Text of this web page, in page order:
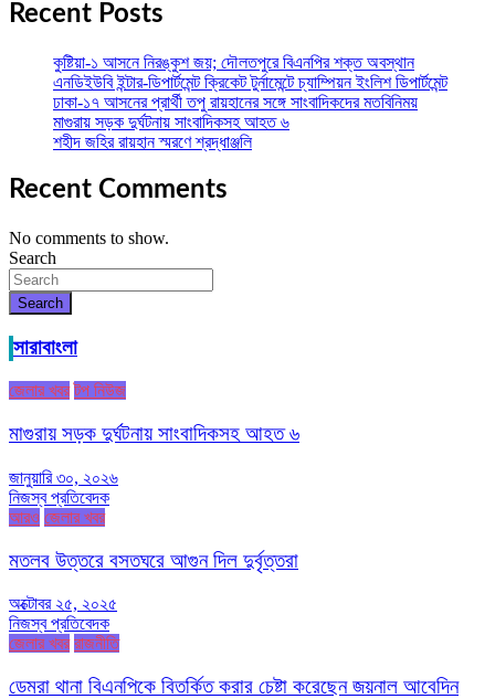
Recent Posts
কুষ্টিয়া-১ আসনে নিরঙ্কুশ জয়; দৌলতপুরে বিএনপির শক্ত অবস্থান
এনডিইউবি ইন্টার-ডিপার্টমেন্ট ক্রিকেট টুর্নামেন্টে চ্যাম্পিয়ন ইংলিশ ডিপার্টমেন্ট
ঢাকা-১৭ আসনের প্রার্থী তপু রায়হানের সঙ্গে সাংবাদিকদের মতবিনিময়
মাগুরায় সড়ক দুর্ঘটনায় সাংবাদিকসহ আহত ৬
শহীদ জহির রায়হান স্মরণে শ্রদ্ধাঞ্জলি
Recent Comments
No comments to show.
Search
Search
সারাবাংলা
জেলার খবর টপ নিউজ
মাগুরায় সড়ক দুর্ঘটনায় সাংবাদিকসহ আহত ৬
জানুয়ারি ৩০, ২০২৬
নিজস্ব প্রতিবেদক
আরও জেলার খবর
মতলব উত্তরে বসতঘরে আগুন দিল দুর্বৃত্তরা
অক্টোবর ২৫, ২০২৫
নিজস্ব প্রতিবেদক
জেলার খবর রাজনীতি
ডেমরা থানা বিএনপিকে বিতর্কিত করার চেষ্টা করেছেন জয়নাল আবেদিন